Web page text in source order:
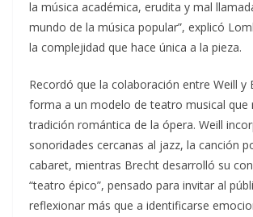
la música académica, erudita y mal
mundo de la música popular”, explicó
la complejidad que hace única a la pieza.
Recordó que la colaboración entre Weill y
forma a un modelo de teatro musical que
tradición romántica de la ópera. Weill
sonoridades cercanas al jazz, la canción
cabaret, mientras Brecht desarrolló su
“teatro épico”, pensado para invitar al
reflexionar más que a identificarse